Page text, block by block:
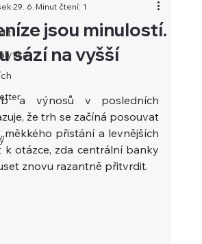
jsou minulostí.
sází na vyšší
29. 6. Minut čtení: 1
a výnosů v posledních
že trh se začíná posouvat
přistání a levnějších
k otázce, zda centrální banky
znovu razantně přitvrdit.